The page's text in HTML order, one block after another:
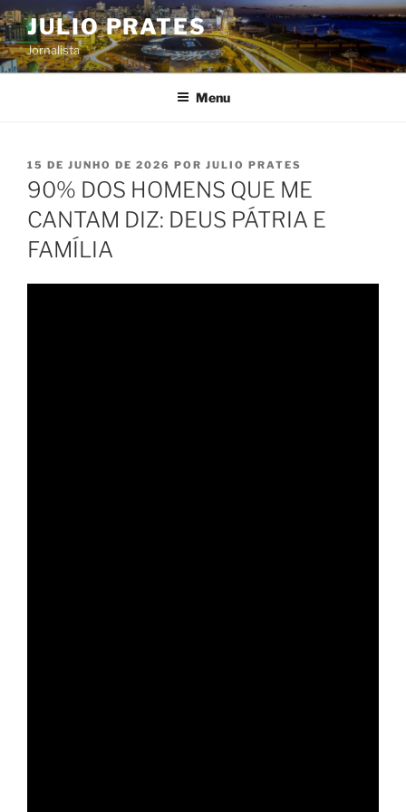
Pular
para
o
conteúdo
JULIO PRATES
Jornalista
Menu
PUBLICADO
EM
15 DE JUNHO DE 2026 POR JULIO PRATES
90% DOS HOMENS QUE ME
CANTAM DIZ: DEUS PÁTRIA E
FAMÍLIA